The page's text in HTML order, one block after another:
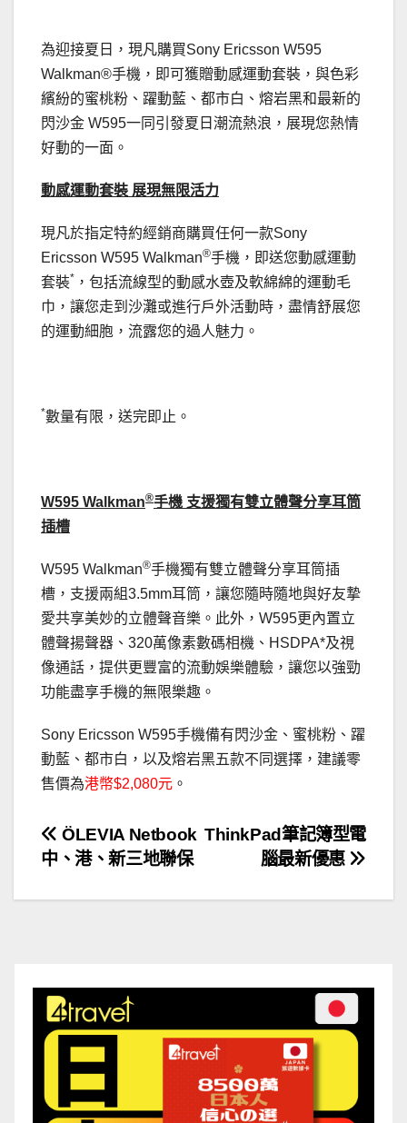
為迎接夏日，現凡購買Sony Ericsson W595
Walkman®手機，即可獲贈動感運動套裝，與色彩
繽紛的蜜桃粉、躍動藍、都市白、熔岩黑和最新的
閃沙金 W595一同引發夏日潮流熱浪，展現您熱情
好動的一面。
動感運動套裝 展現無限活力
現凡於指定特約經銷商購買任何一款Sony
Ericsson W595 Walkman®手機，即送您動感運動
套裝* ，包括流線型的動感水壺及軟綿綿的運動毛
巾，讓您走到沙灘或進行戶外活動時，盡情舒展您
的運動細胞，流露您的過人魅力。
*數量有限，送完即止。
W595 Walkman®手機 支援獨有雙立體聲分享耳筒
插槽
W595 Walkman®手機獨有雙立體聲分享耳筒插
槽，支援兩組3.5mm耳筒，讓您隨時隨地與好友摯
愛共享美妙的立體聲音樂。此外，W595更內置立
體聲揚聲器、320萬像素數碼相機、HSDPA*及視
像通話，提供更豐富的流動娛樂體驗，讓您以強勁
功能盡享手機的無限樂趣。
Sony Ericsson W595手機備有閃沙金、蜜桃粉、躍
動藍、都市白，以及熔岩黑五款不同選擇，建議零
售價為港幣$2,080元 。
文
章
ThinkPad筆記簿型電
腦最新優惠
ÖLEVIA Netbook
中、港、新三地聯保